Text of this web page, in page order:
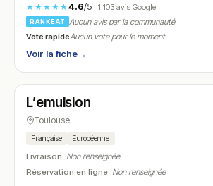
★★★★★4.6/5· 1 103 avis Google
RANKEAT
Aucun avis par la communauté
Vote rapideAucun vote pour le moment
Voir la fiche→
N° 28
L’emulsion
Toulouse
Française Européenne
Livraison :Non renseignée
Réservation en ligne :Non renseignée